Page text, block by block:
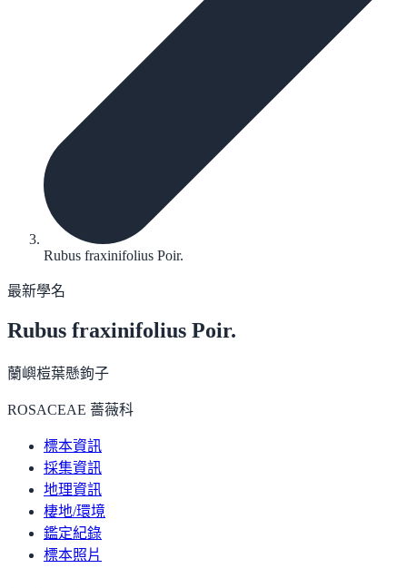
Rubus fraxinifolius Poir.
最新學名
Rubus fraxinifolius Poir.
蘭嶼榿葉懸鉤子
ROSACEAE 薔薇科
標本資訊
採集資訊
地理資訊
棲地/環境
鑑定紀錄
標本照片